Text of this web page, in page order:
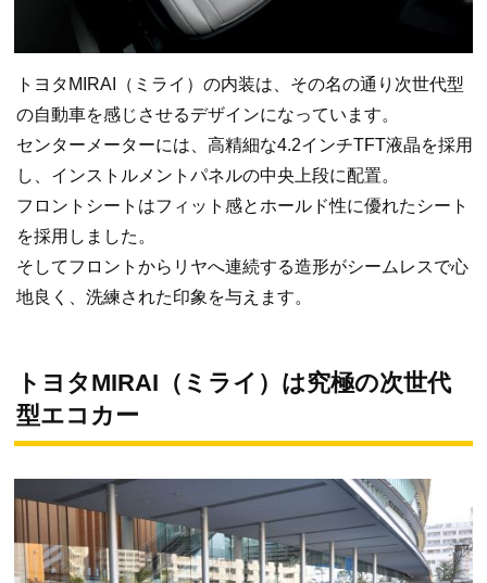
トヨタMIRAI（ミライ）の内装は、その名の通り次世代型
の自動車を感じさせるデザインになっています。
センターメーターには、高精細な4.2インチTFT液晶を採用
し、インストルメントパネルの中央上段に配置。
フロントシートはフィット感とホールド性に優れたシート
を採用しました。
そしてフロントからリヤへ連続する造形がシームレスで心
地良く、洗練された印象を与えます。
トヨタMIRAI（ミライ）は究極の次世代
型エコカー